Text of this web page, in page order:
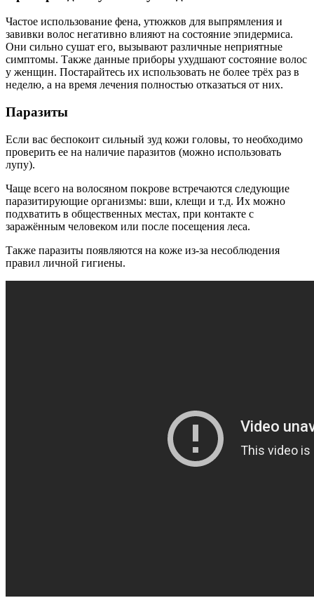
Частое использование фена, утюжков для выпрямления и
завивки волос негативно влияют на состояние эпидермиса.
Они сильно сушат его, вызывают различные неприятные
симптомы. Также данные приборы ухудшают состояние волос
у женщин. Постарайтесь их использовать не более трёх раз в
неделю, а на время лечения полностью отказаться от них.
Паразиты
Если вас беспокоит сильный зуд кожи головы, то необходимо
проверить ее на наличие паразитов (можно использовать
лупу).
Чаще всего на волосяном покрове встречаются следующие
паразитирующие организмы: вши, клещи и т.д. Их можно
подхватить в общественных местах, при контакте с
заражённым человеком или после посещения леса.
Также паразиты появляются на коже из-за несоблюдения
правил личной гигиены.